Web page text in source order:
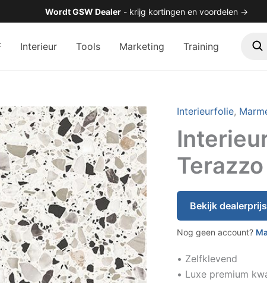
Wordt GSW Dealer - krijg kortingen en voordelen →
Interieur Tools Marketing Training
Interieurfolie,
Bekijk dealerprijs
Nog geen account?
• Zelfklevend
• Luxe premium